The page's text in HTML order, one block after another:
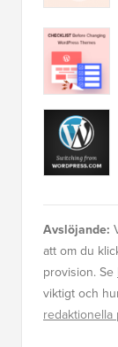
Avslöjande:
att om du
provision. Se
viktigt och
redaktionella